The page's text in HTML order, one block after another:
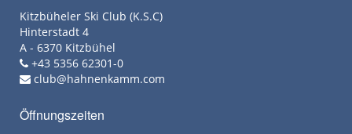
Kitzbüheler Ski Club (K.S.C)
Hinterstadt 4
A - 6370 Kitzbühel
+43 5356 62301-0
club@hahnenkamm.com
Öffnungszeiten